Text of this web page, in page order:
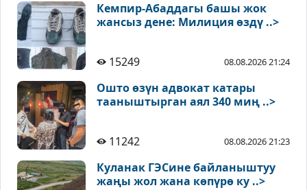
Кемпир-Абаддагы башы жок
жансыз дене: Милиция өздү ..>
15249 08.08.2026 21:24
Ошто өзүн адвокат катары
тааныштырган аял 340 миң ..>
11242 08.08.2026 21:23
Куланак ГЭСине байланыштуу
жаңы жол жана көпүрө ку ..>